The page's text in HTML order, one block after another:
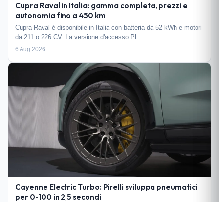
Cupra Raval in Italia: gamma completa, prezzi e
autonomia fino a 450 km
Cupra Raval è disponibile in Italia con batteria da 52 kWh e motori
da 211 o 226 CV. La versione d'accesso Pl…
6 Aug 2026
Cayenne Electric Turbo: Pirelli sviluppa pneumatici
per 0-100 in 2,5 secondi